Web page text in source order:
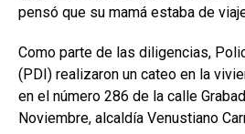
pensó que su mamá estaba de
Como parte de las diligencias,
(PDI) realizaron un cateo en la
en el número 286 de la calle
Noviembre, alcaldía Venustiano